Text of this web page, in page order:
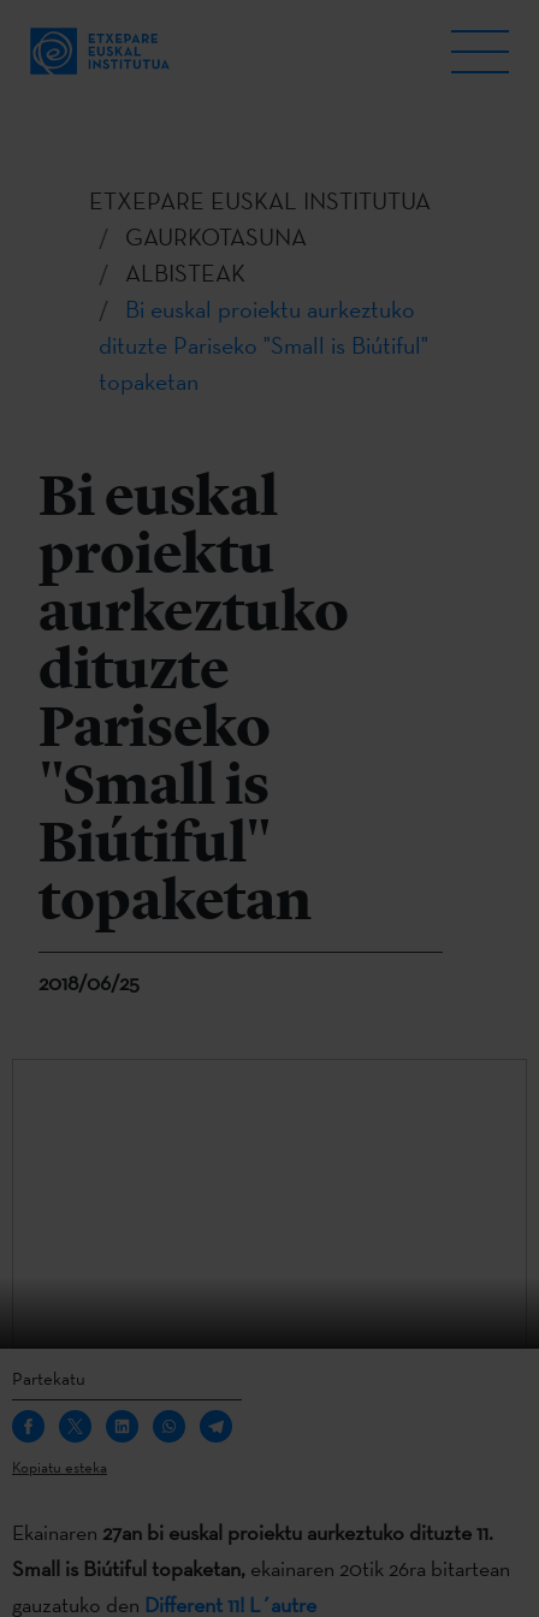
ETXEPARE EUSKAL INSTITUTUA
GAURKOTASUNA
ALBISTEAK
Bi euskal proiektu aurkeztuko
dituzte Pariseko "Small is Biútiful"
topaketan
Bi euskal
proiektu
aurkeztuko
dituzte
Pariseko
"Small is
Biútiful"
topaketan
2018/06/25
Partekatu
Kopiatu esteka
Ekainaren 27an bi euskal proiektu aurkeztuko dituzte 11.
Small is Biútiful topaketan, ekainaren 20tik 26ra bitartean
gauzatuko den Different 11! L´autre